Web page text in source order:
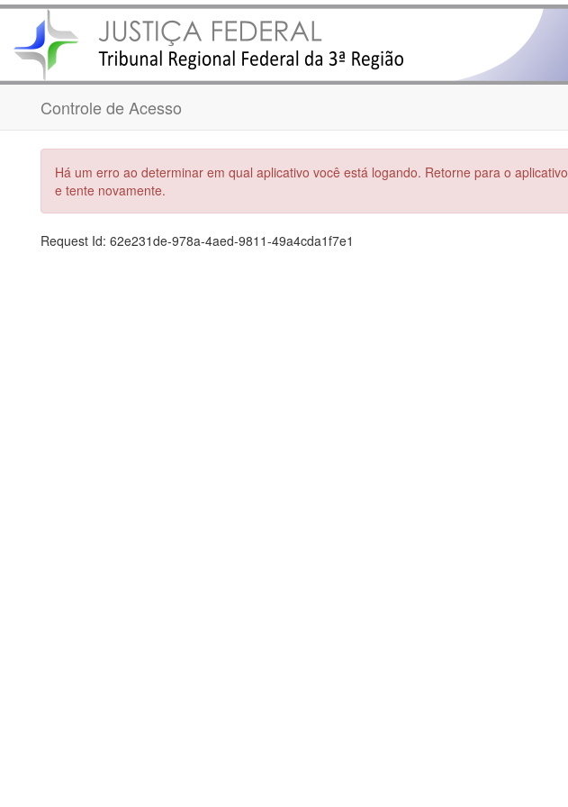
Controle de Acesso
Há um erro ao determinar em qual aplicativo você está logando. Retorne para o aplicativo
e tente novamente.
Request Id: 62e231de-978a-4aed-9811-49a4cda1f7e1